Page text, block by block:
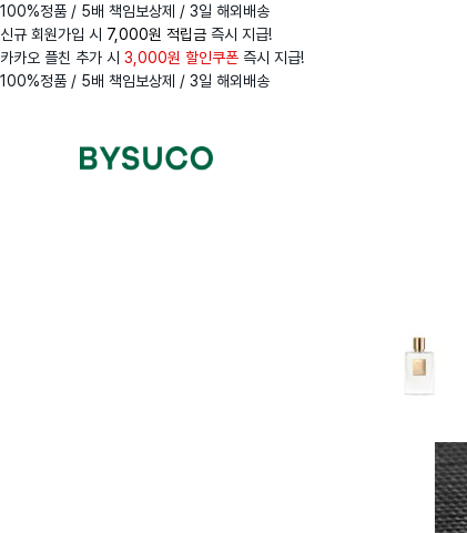
100%정품 / 5배 책임보상제 / 3일 해외배송
신규 회원가입 시 7,000원 적립금 즉시 지급!
카카오 플친 추가 시 3,000원 할인쿠폰 즉시 지급!
100%정품 / 5배 책임보상제 / 3일 해외배송